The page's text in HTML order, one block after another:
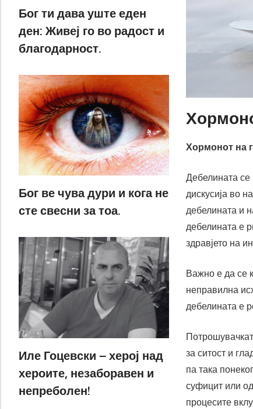
Хормонот на
Дебелината се
дискусија во
дебелината и
дебелината е
здравјето на
Важно е да се
неправилна
дебелината е
за ситост и
па така
суфицит или
процесите
Бог ти дава уште еден
ден: Живеј го во радост и
благодарност.
Бог ве чува дури и кога не
сте свесни за тоа.
Иле Гоцевски – херој над
хероите, незаборавен и
непреболен!